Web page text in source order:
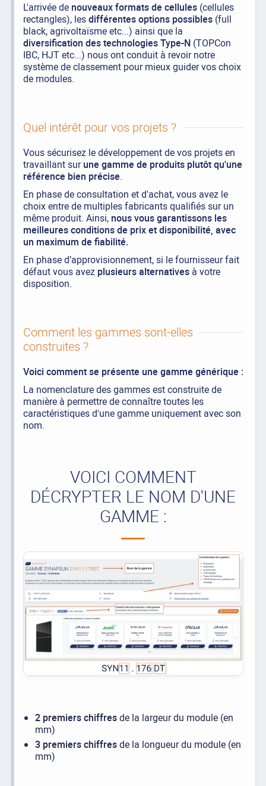
L'arrivée de nouveaux formats de cellules(cellules
rectangles), lesdifférentes options possibles(full
black, agrivoltaïsme etc...) ainsi que la
diversification des technologies Type-N(TOPCon
IBC, HJT etc...) nous ont conduit à revoir notre
système de classement pour mieux guider vos choix
de modules.
Quel intérêt pour vos projets ?
Vous sécurisez le développement de vos projets en
travaillant surune gamme de produits plutôt qu'une
référence bien précise.
En phase de consultation et d'achat, vous avez le
choix entre de multiples fabricants qualifiés sur un
même produit. Ainsi, nous vous garantissons les
meilleures conditions de prix et disponibilité, avec
un maximum de fiabilité.
En phase d’approvisionnement, si le fournisseur fait
défaut vous avez plusieurs alternativesà votre
disposition.
Comment les gammes sont-elles
construites ?
Voici comment se présente une gamme générique :
La nomenclature des gammes est construite de
manière à permettre de connaître toutes les
caractéristiques d'une gamme uniquement avec son
nom.
VOICI COMMENT
DÉCRYPTER LE NOM D'UNE
GAMME :
2 premiers chiffresde la largeur du module (en
mm)
3 premiers chiffresde la longueur du module (en
mm)